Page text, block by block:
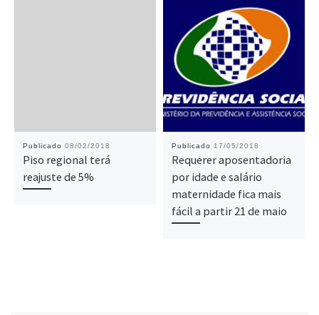
Publicado 08/02/2018
Piso regional terá
reajuste de 5%
Publicado 17/05/2018
Requerer aposentadoria
por idade e salário
maternidade fica mais
fácil a partir 21 de maio